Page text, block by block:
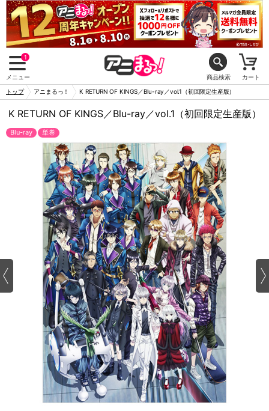
1
メニュー 商品検索 カート
トップ アニまるっ！ K RETURN OF KINGS／Blu-ray／vol.1（初回限定生産版）
K RETURN OF KINGS／Blu-ray／vol.1（初回限定生産版）
Blu-ray 単巻